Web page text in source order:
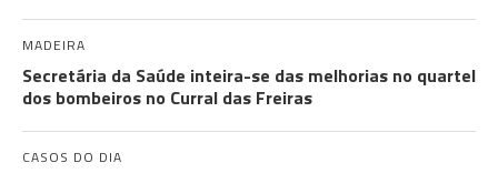
MADEIRA
Secretária da Saúde inteira-se das melhorias no quartel
dos bombeiros no Curral das Freiras
CASOS DO DIA